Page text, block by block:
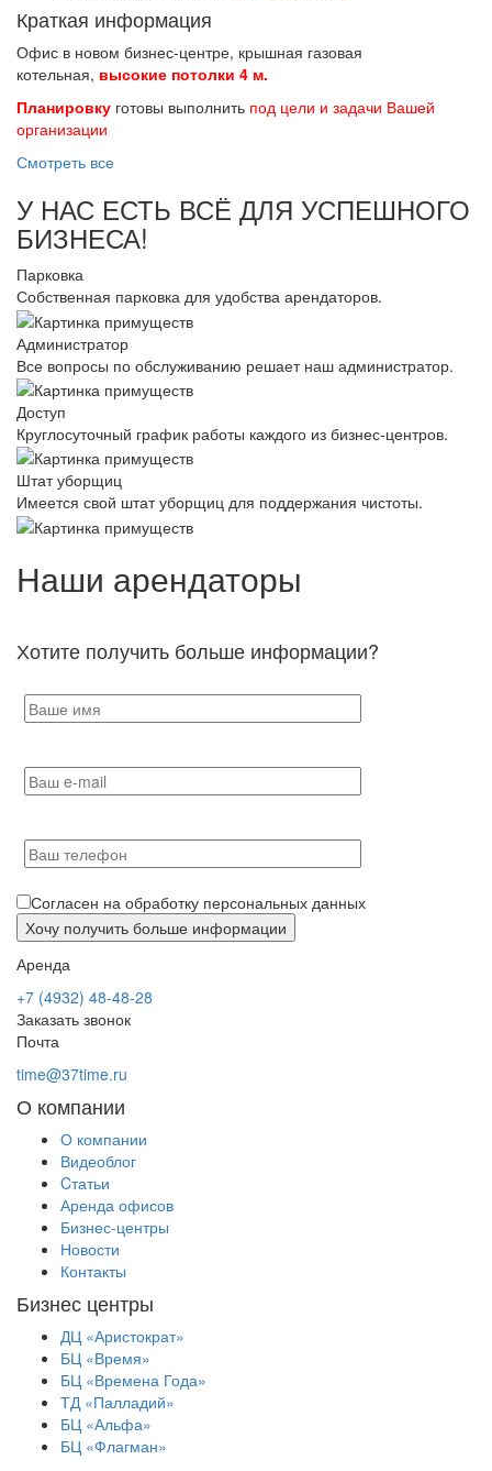
Краткая информация
Офис в новом бизнес-центре, крышная газовая
котельная, высокие потолки 4 м.
Планировку готовы выполнить под цели и задачи Вашей
организации
Смотреть все
У НАС ЕСТЬ ВСЁ ДЛЯ УСПЕШНОГО
БИЗНЕСА!
Парковка
Собственная парковка для удобства арендаторов.
Администратор
Все вопросы по обслуживанию решает наш администратор.
Доступ
Круглосуточный график работы каждого из бизнес-центров.
Штат уборщиц
Имеется свой штат уборщиц для поддержания чистоты.
Наши арендаторы
Хотите получить больше информации?
Согласен на обработку персональных данных
Аренда
+7 (4932) 48-48-28
Заказать звонок
Почта
time@37time.ru
О компании
О компании
Видеоблог
Cтатьи
Аренда офисов
Бизнес-центры
Новости
Контакты
Бизнес центры
ДЦ «Аристократ»
БЦ «Время»
БЦ «Времена Года»
ТД «Палладий»
БЦ «Альфа»
БЦ «Флагман»